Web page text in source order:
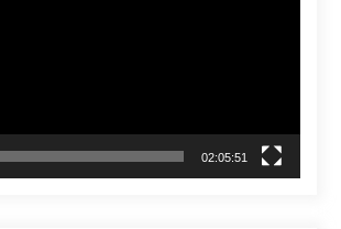
02:05:51